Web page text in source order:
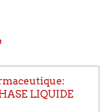
LIQUIDE